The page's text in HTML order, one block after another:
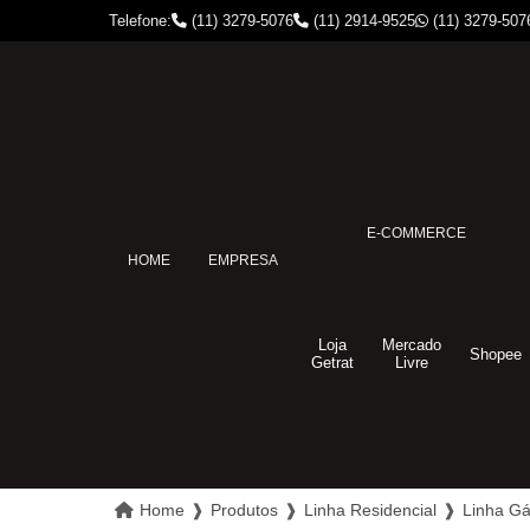
Telefone: (11) 3279-5076 (11) 2914-9525 (11) 3279-
HOME EMPRESA
E-COMMERCE
Loja
Getrat
Mercado
Livre
Shopee
Home ❱ Produtos ❱ Linha Residencial ❱ Linha